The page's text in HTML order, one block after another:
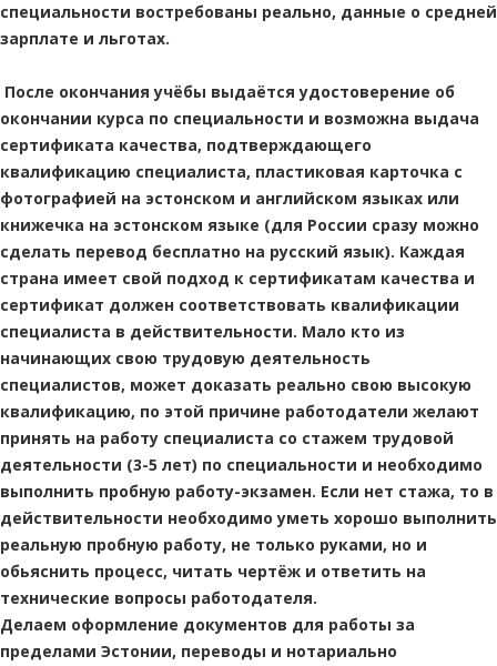
специальности востребованы реально, данные о средней
зарплате и льготах.
После окончания учёбы выдаётся удостоверение об
окончании курса по специальности и возможна выдача
сертификата качества, подтверждающего
квалификацию специалиста, пластиковая карточка с
фотографией на эстонском и английском языках или
книжечка на эстонском языке (для России сразу можно
сделать перевод бесплатно на русский язык). Каждая
страна имеет свой подход к сертификатам качества и
сертификат должен соответствовать квалификации
специалиста в действительности. Мало кто из
начинающих свою трудовую деятельность
специалистов, может доказать реально свою высокую
квалификацию, по этой причине работодатели желают
принять на работу специалиста со стажем трудовой
деятельности (3-5 лет) по специальности и необходимо
выполнить пробную работу-экзамен. Если нет стажа, то в
действительности необходимо уметь хорошо выполнить
реальную пробную работу, не только руками, но и
обьяснить процесс, читать чертёж и ответить на
технические вопросы работодателя.
Делаем оформление документов для работы за
пределами Эстонии, переводы и нотариально